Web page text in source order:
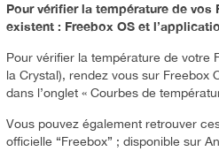
Pour vérifier la température de
existent : Freebox OS et
Pour vérifier la température de votre
la Crystal), rendez vous sur Freebox
dans l’onglet « Courbes de
Vous pouvez également retrouver
officielle “Freebox” ; disponible sur